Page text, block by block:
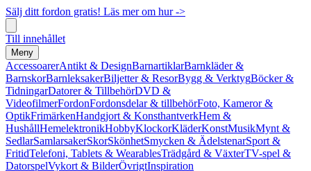
Sälj ditt fordon gratis! Läs mer om hur ->
Till innehållet
Meny
AccessoarerAntikt & DesignBarnartiklarBarnkläder &
BarnskorBarnleksakerBiljetter & ResorBygg & VerktygBöcker &
TidningarDatorer & TillbehörDVD &
VideofilmerFordonFordonsdelar & tillbehörFoto, Kameror &
OptikFrimärkenHandgjort & KonsthantverkHem &
HushållHemelektronikHobbyKlockorKläderKonstMusikMynt &
SedlarSamlarsakerSkorSkönhetSmycken & ÄdelstenarSport &
FritidTelefoni, Tablets & WearablesTrädgård & VäxterTV-spel &
DatorspelVykort & BilderÖvrigtInspiration